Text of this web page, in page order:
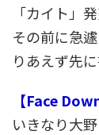
「カイト」
その前に急
りあえず先
【Face
いきなり大